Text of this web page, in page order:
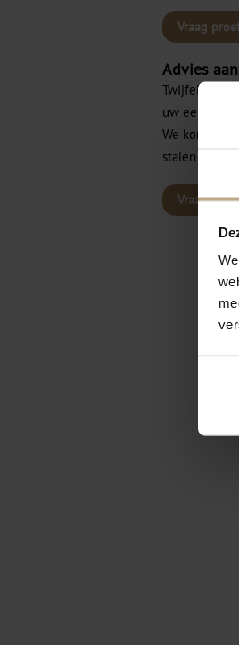
Vraag
Advies
Twijfelt u
uw een
We komen
stalen aan
Vraag